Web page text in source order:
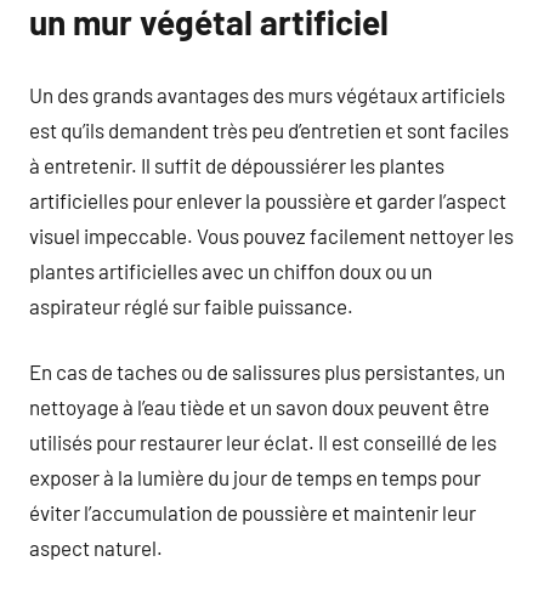
un mur végétal artificiel
Un des grands avantages des murs végétaux artificiels
est qu’ils demandent très peu d’entretien et sont faciles
à entretenir. Il suffit de dépoussiérer les plantes
artificielles pour enlever la poussière et garder l’aspect
visuel impeccable. Vous pouvez facilement nettoyer les
plantes artificielles avec un chiffon doux ou un
aspirateur réglé sur faible puissance.
En cas de taches ou de salissures plus persistantes, un
nettoyage à l’eau tiède et un savon doux peuvent être
utilisés pour restaurer leur éclat. Il est conseillé de les
exposer à la lumière du jour de temps en temps pour
éviter l’accumulation de poussière et maintenir leur
aspect naturel.